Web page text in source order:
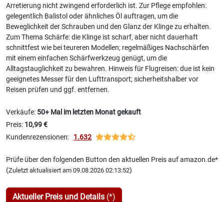
Arretierung nicht zwingend erforderlich ist. Zur Pflege empfohlen:
gelegentlich Balistol oder ähnliches Öl auftragen, um die
Beweglichkeit der Schrauben und den Glanz der Klinge zu erhalten.
Zum Thema Schärfe: die Klinge ist scharf, aber nicht dauerhaft
schnittfest wie bei teureren Modellen; regelmäßiges Nachschärfen
mit einem einfachen Schärfwerkzeug genügt, um die
Alltagstauglichkeit zu bewahren. Hinweis für Flugreisen: due ist kein
geeignetes Messer für den Lufttransport; sicherheitshalber vor
Reisen prüfen und ggf. entfernen.
Verkäufe: 50+ Mal im letzten Monat gekauft
Preis: 10,99 €
Kundenrezensionen: 1.632
Prüfe über den folgenden Button den aktuellen Preis auf amazon.de*
(Zuletzt aktualisiert am 09.08.2026 02:13:52)
Aktueller Preis und Details (*)